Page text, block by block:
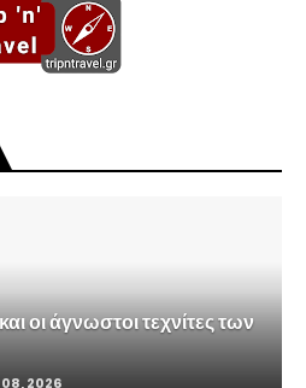
οι άγνωστοι τεχνίτες των
2026